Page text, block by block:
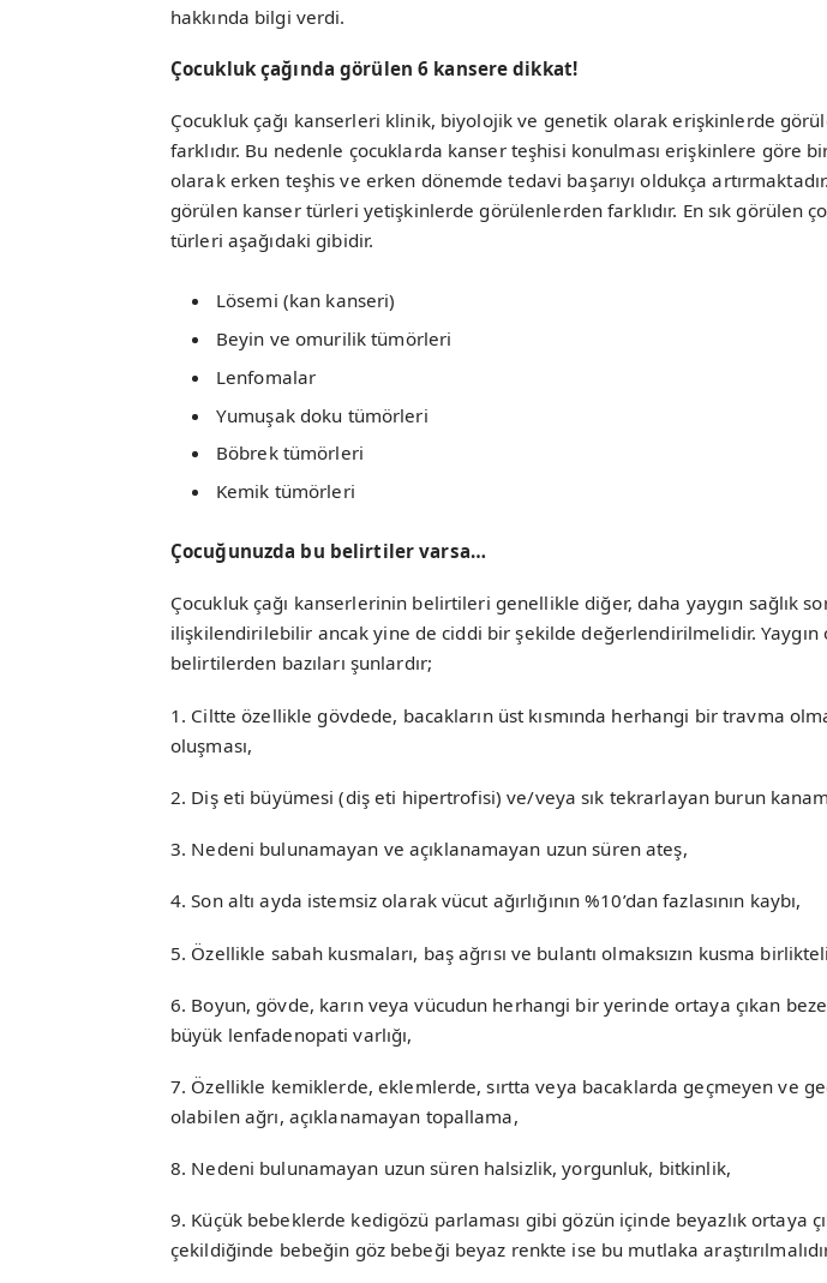
hakkında bilgi verdi.
Çocukluk çağında görülen 6 kansere dikkat!
Çocukluk çağı kanserleri klinik, biyolojik ve genetik olarak erişkinlerde
farklıdır. Bu nedenle çocuklarda kanser teşhisi konulması erişkinlere göre
olarak erken teşhis ve erken dönemde tedavi başarıyı oldukça
görülen kanser türleri yetişkinlerde görülenlerden farklıdır. En sık görülen
türleri aşağıdaki gibidir.
Lösemi (kan kanseri)
Beyin ve omurilik tümörleri
Lenfomalar
Yumuşak doku tümörleri
Böbrek tümörleri
Kemik tümörleri
Çocuğunuzda bu belirtiler varsa…
Çocukluk çağı kanserlerinin belirtileri genellikle diğer, daha yaygın sağlık
ilişkilendirilebilir ancak yine de ciddi bir şekilde değerlendirilmelidir.
belirtilerden bazıları şunlardır;
1. Ciltte özellikle gövdede, bacakların üst kısmında herhangi bir travma
oluşması,
2. Diş eti büyümesi (diş eti hipertrofisi) ve/veya sık tekrarlayan burun
3. Nedeni bulunamayan ve açıklanamayan uzun süren ateş,
4. Son altı ayda istemsiz olarak vücut ağırlığının %10’dan fazlasının kaybı,
5. Özellikle sabah kusmaları, baş ağrısı ve bulantı olmaksızın kusma
6. Boyun, gövde, karın veya vücudun herhangi bir yerinde ortaya çıkan
büyük lenfadenopati varlığı,
7. Özellikle kemiklerde, eklemlerde, sırtta veya bacaklarda geçmeyen ve
olabilen ağrı, açıklanamayan topallama,
8. Nedeni bulunamayan uzun süren halsizlik, yorgunluk, bitkinlik,
9. Küçük bebeklerde kedigözü parlaması gibi gözün içinde beyazlık ortaya
çekildiğinde bebeğin göz bebeği beyaz renkte ise bu mutlaka